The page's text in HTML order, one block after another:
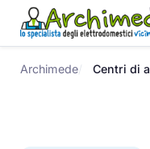
Archimede Centri di